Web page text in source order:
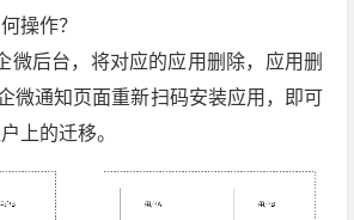
操作？
微后台，将对应的应用删除，应用删
微通知页面重新扫码安装应用，即可
上的迁移。